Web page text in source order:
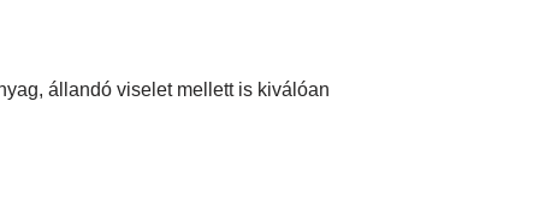
állandó viselet mellett is kiválóan